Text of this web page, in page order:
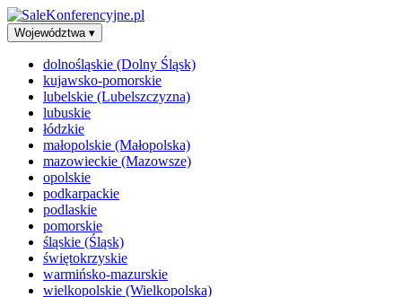
Województwa ▾
dolnośląskie (Dolny Śląsk)
kujawsko-pomorskie
lubelskie (Lubelszczyzna)
lubuskie
łódzkie
małopolskie (Małopolska)
mazowieckie (Mazowsze)
opolskie
podkarpackie
podlaskie
pomorskie
śląskie (Śląsk)
świętokrzyskie
warmińsko-mazurskie
wielkopolskie (Wielkopolska)